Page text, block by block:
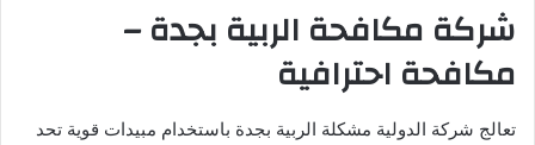
شركة مكافحة الربية بجدة –
مكافحة احترافية
تعالج شركة الدولية مشكلة الربية بجدة باستخدام مبيدات قوية تحد